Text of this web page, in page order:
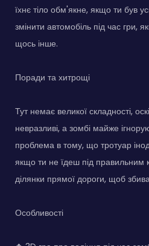
їхнє тіло обм'якне, якщо ти був
змінити автомобіль під час гри,
щось інше.
Поради та хитрощі
Тут немає великої складності,
невразливі, а зомбі майже
проблема в тому, що тротуар
якщо ти не їдеш під правильним
ділянки прямої дороги, щоб
Особливості